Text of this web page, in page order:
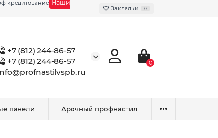
кредитование Наши
Закладки 0
+7 (812) 244-86-57
+7 (812) 244-86-57
0
панели Арочный профнастил